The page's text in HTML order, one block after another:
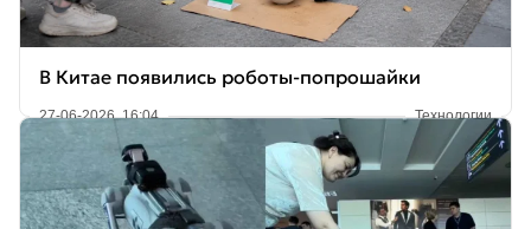
В Китае появились роботы-попрошайки
27-06-2026, 16:04 Технологии